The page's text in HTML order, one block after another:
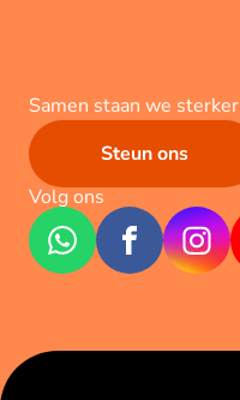
Samen staan we sterker
Steun ons
Volg ons